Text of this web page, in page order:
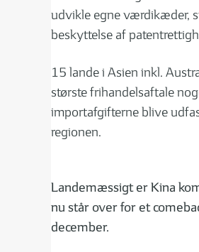
udvikle egne værdikæder,
beskyttelse af
15 lande i Asien inkl.
største frihandelsaftale
importafgifterne blive
regionen.
Landemæssigt er Kina
nu står over for et
december.